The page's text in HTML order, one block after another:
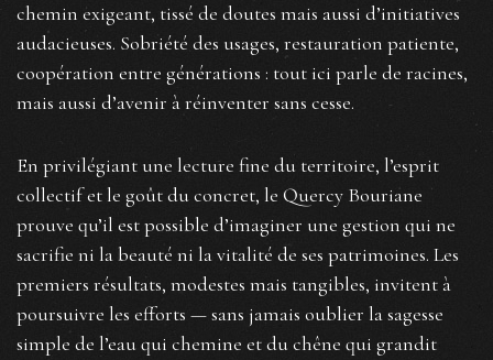
chemin exigeant, tissé de doutes mais aussi d’initiatives
audacieuses. Sobriété des usages, restauration patiente,
coopération entre générations : tout ici parle de racines,
mais aussi d’avenir à réinventer sans cesse.
En privilégiant une lecture fine du territoire, l’esprit
collectif et le goût du concret, le Quercy Bouriane
prouve qu’il est possible d’imaginer une gestion qui ne
sacrifie ni la beauté ni la vitalité de ses patrimoines. Les
premiers résultats, modestes mais tangibles, invitent à
poursuivre les efforts — sans jamais oublier la sagesse
simple de l’eau qui chemine et du chêne qui grandit